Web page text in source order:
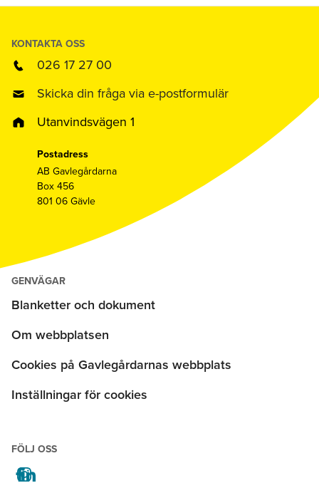
KONTAKTA OSS
026 17 27 00
Skicka din fråga via e-postformulär
Utanvindsvägen 1
Postadress
AB Gavlegårdarna
Box 456
801 06 Gävle
GENVÄGAR
Blanketter och dokument
Om webbplatsen
Cookies på Gavlegårdarnas webbplats
Inställningar för cookies
FÖLJ OSS
facebook
instagram
linkedin